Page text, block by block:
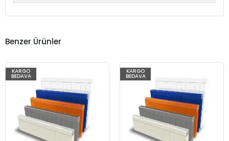
Benzer Ürünler
KARGO
BEDAVA
KARGO
BEDAVA